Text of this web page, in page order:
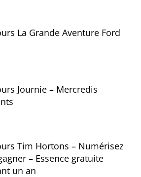
La Grande Aventure Ford
Journie – Mercredis
Tim Hortons – Numérisez
– Essence gratuite
un an